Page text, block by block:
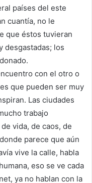
países del este
cuantía, no le
que éstos tuvieran
desgastadas; los
con el otro o
que pueden ser muy
Las ciudades
trabajo
vida, de caos, de
parece que aún
vive la calle, habla
eso se ve cada
ya no hablan con la